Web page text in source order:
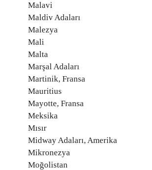
Malavi
Maldiv Adaları
Malezya
Mali
Malta
Marşal Adaları
Martinik, Fransa
Mauritius
Mayotte, Fransa
Meksika
Mısır
Midway Adaları, Amerika
Mikronezya
Moğolistan